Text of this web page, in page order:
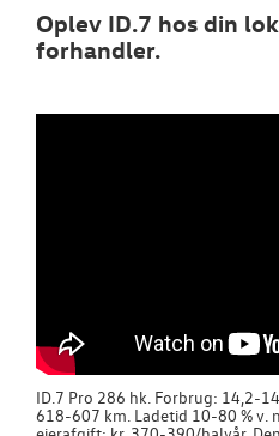
Oplev ID.7 hos din
forhandler.
ID.7 Pro 286 hk. Forbrug: 14,2-
618-607 km. Ladetid 10-80 % v.